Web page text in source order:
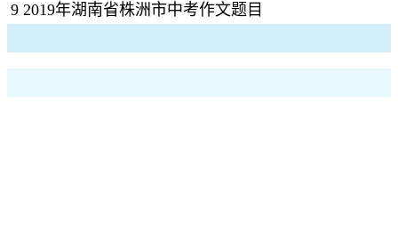
9 2019年湖南省株洲市中考作文题目